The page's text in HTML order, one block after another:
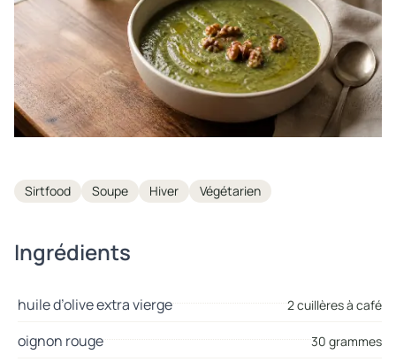
Tags
Sirtfood Soupe Hiver Végétarien
Ingrédients
huile d’olive extra vierge 2 cuillères à café
oignon rouge 30 grammes